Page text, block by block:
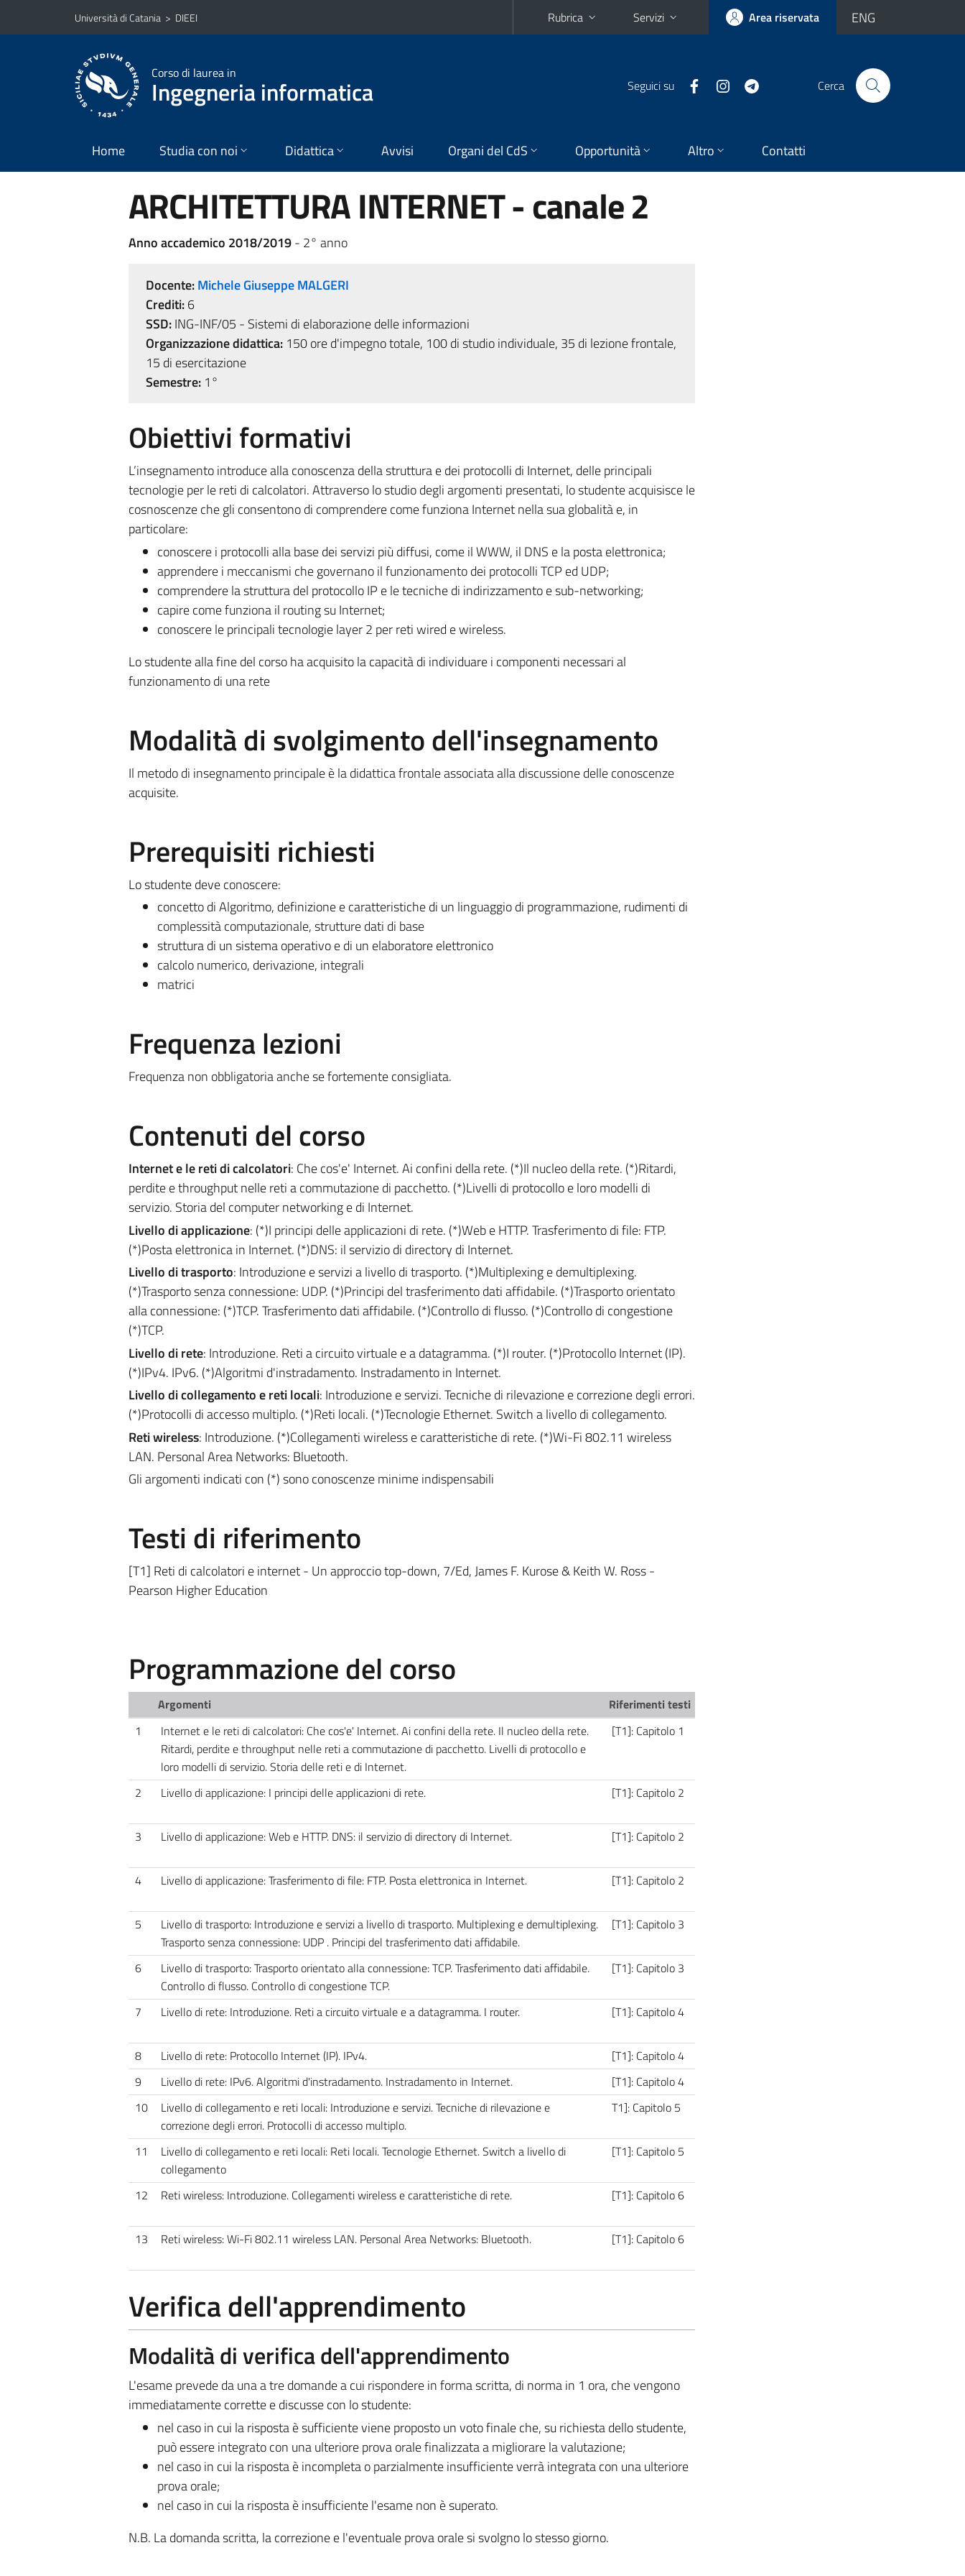
Vai al contenuto principale
Vai al menu di navigazione
Università di Catania > DIEEI Rubrica Servizi Area riservata ENG
Corso di laurea in
Ingegneria informatica Seguici su Cerca
Home Studia con noi Didattica Avvisi Organi del CdS Opportunità Altro Contatti
ARCHITETTURA INTERNET - canale 2
Anno accademico 2018/2019- 2° anno
Docente:Michele Giuseppe MALGERI
Crediti:6
SSD:ING-INF/05 - Sistemi di elaborazione delle informazioni
Organizzazione didattica:150 ore d'impegno totale, 100 di studio individuale, 35 di lezione frontale,
15 di esercitazione
Semestre:1°
Obiettivi formativi
L’insegnamento introduce alla conoscenza della struttura e dei protocolli di Internet, delle principali
tecnologie per le reti di calcolatori. Attraverso lo studio degli argomenti presentati, lo studente acquisisce le
cosnoscenze che gli consentono di comprendere come funziona Internet nella sua globalità e, in
particolare:
conoscere i protocolli alla base dei servizi più diffusi, come il WWW, il DNS e la posta elettronica;
apprendere i meccanismi che governano il funzionamento dei protocolli TCP ed UDP;
comprendere la struttura del protocollo IP e le tecniche di indirizzamento e sub-networking;
capire come funziona il routing su Internet;
conoscere le principali tecnologie layer 2 per reti wired e wireless.
Lo studente alla fine del corso ha acquisito la capacità di individuare i componenti necessari al
funzionamento di una rete
Modalità di svolgimento dell'insegnamento
Il metodo di insegnamento principale è la didattica frontale associata alla discussione delle conoscenze
acquisite.
Prerequisiti richiesti
Lo studente deve conoscere:
concetto di Algoritmo, definizione e caratteristiche di un linguaggio di programmazione, rudimenti di
complessità computazionale, strutture dati di base
struttura di un sistema operativo e di un elaboratore elettronico
calcolo numerico, derivazione, integrali
matrici
Frequenza lezioni
Frequenza non obbligatoria anche se fortemente consigliata.
Contenuti del corso
Internet e le reti di calcolatori: Che cos'e' Internet. Ai confini della rete. (*)Il nucleo della rete. (*)Ritardi,
perdite e throughput nelle reti a commutazione di pacchetto. (*)Livelli di protocollo e loro modelli di
servizio. Storia del computer networking e di Internet.
Livello di applicazione: (*)I principi delle applicazioni di rete. (*)Web e HTTP. Trasferimento di file: FTP.
(*)Posta elettronica in Internet. (*)DNS: il servizio di directory di Internet.
Livello di trasporto: Introduzione e servizi a livello di trasporto. (*)Multiplexing e demultiplexing.
(*)Trasporto senza connessione: UDP. (*)Principi del trasferimento dati affidabile. (*)Trasporto orientato
alla connessione: (*)TCP. Trasferimento dati affidabile. (*)Controllo di flusso. (*)Controllo di congestione
(*)TCP.
Livello di rete: Introduzione. Reti a circuito virtuale e a datagramma. (*)I router. (*)Protocollo Internet (IP).
(*)IPv4. IPv6. (*)Algoritmi d'instradamento. Instradamento in Internet.
Livello di collegamento e reti locali: Introduzione e servizi. Tecniche di rilevazione e correzione degli errori.
(*)Protocolli di accesso multiplo. (*)Reti locali. (*)Tecnologie Ethernet. Switch a livello di collegamento.
Reti wireless: Introduzione. (*)Collegamenti wireless e caratteristiche di rete. (*)Wi-Fi 802.11 wireless
LAN. Personal Area Networks: Bluetooth.
Gli argomenti indicati con (*) sono conoscenze minime indispensabili
Testi di riferimento
[T1] Reti di calcolatori e internet - Un approccio top-down, 7/Ed, James F. Kurose & Keith W. Ross -
Pearson Higher Education
Programmazione del corso
Argomenti
Riferimenti testi
1
Internet e le reti di calcolatori: Che cos'e' Internet. Ai confini della rete. Il nucleo della rete.
Ritardi, perdite e throughput nelle reti a commutazione di pacchetto. Livelli di protocollo e
loro modelli di servizio. Storia delle reti e di Internet.
[T1]: Capitolo 1
2 Livello di applicazione: I principi delle applicazioni di rete. [T1]: Capitolo 2
3 Livello di applicazione: Web e HTTP. DNS: il servizio di directory di Internet. [T1]: Capitolo 2
4 Livello di applicazione: Trasferimento di file: FTP. Posta elettronica in Internet. [T1]: Capitolo 2
5
Livello di trasporto: Introduzione e servizi a livello di trasporto. Multiplexing e demultiplexing.
Trasporto senza connessione: UDP . Principi del trasferimento dati affidabile.
[T1]: Capitolo 3
6
Livello di trasporto: Trasporto orientato alla connessione: TCP. Trasferimento dati affidabile.
Controllo di flusso. Controllo di congestione TCP.
[T1]: Capitolo 3
7 Livello di rete: Introduzione. Reti a circuito virtuale e a datagramma. I router. [T1]: Capitolo 4
8 Livello di rete: Protocollo Internet (IP). IPv4.
[T1]: Capitolo 4
9
Livello di rete: IPv6. Algoritmi d'instradamento. Instradamento in Internet.
[T1]: Capitolo 4
10
Livello di collegamento e reti locali: Introduzione e servizi. Tecniche di rilevazione e
correzione degli errori. Protocolli di accesso multiplo.
T1]: Capitolo 5
11
Livello di collegamento e reti locali: Reti locali. Tecnologie Ethernet. Switch a livello di
collegamento
[T1]: Capitolo 5
12 Reti wireless: Introduzione. Collegamenti wireless e caratteristiche di rete. [T1]: Capitolo 6
13 Reti wireless: Wi-Fi 802.11 wireless LAN. Personal Area Networks: Bluetooth. [T1]: Capitolo 6
Verifica dell'apprendimento
Modalità di verifica dell'apprendimento
L'esame prevede da una a tre domande a cui rispondere in forma scritta, di norma in 1 ora, che vengono
immediatamente corrette e discusse con lo studente:
nel caso in cui la risposta è sufficiente viene proposto un voto finale che, su richiesta dello studente,
può essere integrato con una ulteriore prova orale finalizzata a migliorare la valutazione;
nel caso in cui la risposta è incompleta o parzialmente insufficiente verrà integrata con una ulteriore
prova orale;
nel caso in cui la risposta è insufficiente l'esame non è superato.
N.B. La domanda scritta, la correzione e l'eventuale prova orale si svolgno lo stesso giorno.